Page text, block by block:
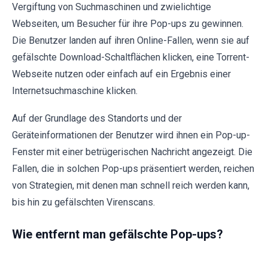
Vergiftung von Suchmaschinen und zwielichtige
Webseiten, um Besucher für ihre Pop-ups zu gewinnen.
Die Benutzer landen auf ihren Online-Fallen, wenn sie auf
gefälschte Download-Schaltflächen klicken, eine Torrent-
Webseite nutzen oder einfach auf ein Ergebnis einer
Internetsuchmaschine klicken.
Auf der Grundlage des Standorts und der
Geräteinformationen der Benutzer wird ihnen ein Pop-up-
Fenster mit einer betrügerischen Nachricht angezeigt. Die
Fallen, die in solchen Pop-ups präsentiert werden, reichen
von Strategien, mit denen man schnell reich werden kann,
bis hin zu gefälschten Virenscans.
Wie entfernt man gefälschte Pop-ups?